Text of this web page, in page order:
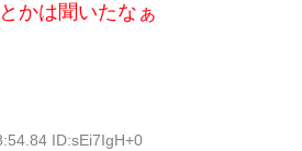
かは聞いたなぁ
ID:sEi7IgH+0